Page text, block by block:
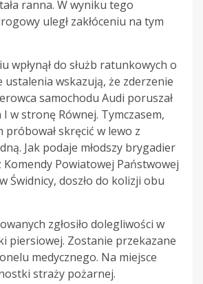
ranna. W wyniku tego
uległ zakłóceniu na tym
wpłynął do służb ratunkowych o
ustalenia wskazują, że zderzenie
samochodu Audi poruszał
w stronę Równej. Tymczasem,
próbował skręcić w lewo z
Jak podaje młodszy brygadier
Komendy Powiatowej Państwowej
Świdnicy, doszło do kolizji obu
zgłosiło dolegliwości w
piersiowej. Zostanie przekazane
medycznego. Na miejsce
straży pożarnej.